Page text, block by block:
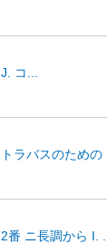
コ...
ラバスのための
ニ長調から I. ...